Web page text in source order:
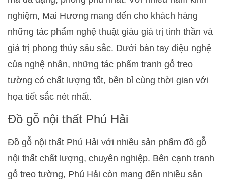
nghiệm, Mai Hương mang đến cho khách hàng
những tác phẩm nghệ thuật giàu giá trị tinh thần và
giá trị phong thủy sâu sắc. Dưới bàn tay điệu nghệ
của nghệ nhân, những tác phẩm tranh gỗ treo
tường có chất lượng tốt, bền bỉ cùng thời gian với
họa tiết sắc nét nhất.
Đồ gỗ nội thất Phú Hải
Đồ gỗ nội thất Phú Hải với nhiều sản phẩm đồ gỗ
nội thất chất lượng, chuyên nghiệp. Bên cạnh tranh
gỗ treo tường, Phú Hải còn mang đến nhiều sản